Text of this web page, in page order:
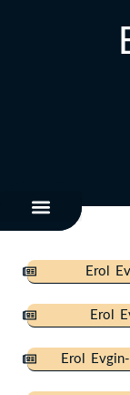
Erol
Erol
Erol